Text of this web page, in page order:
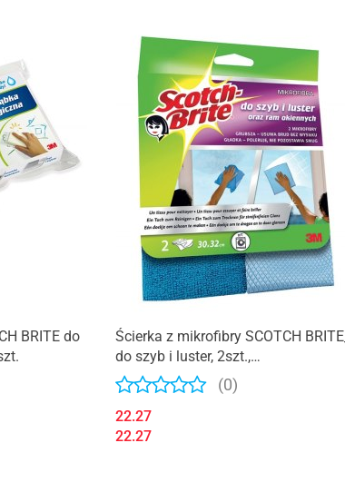
BRITE do
Produkt niedostępny
Ścierka z mikrofibry SCOTCH BRITE_
do szyb i luster, 2szt.,
ciemno/jasnoniebieskie
(0)
22.27
22.27